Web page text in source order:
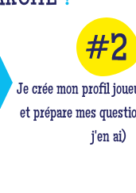
Je crée mon profil
et prépare mes
j'en ai)